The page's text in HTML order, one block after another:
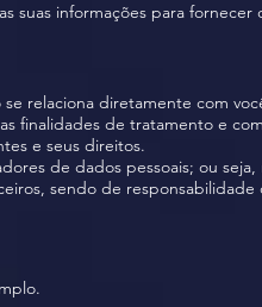
informações para fornecer
relaciona diretamente com
finalidades de tratamento e
e seus direitos.
de dados pessoais; ou
sendo de responsabilidade